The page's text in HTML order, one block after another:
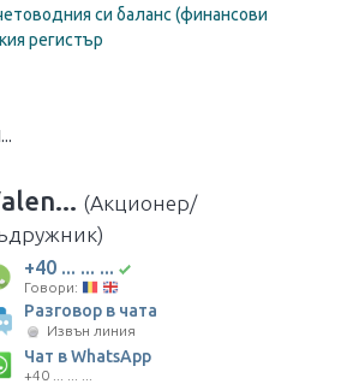
си баланс (финансови
регистър
(Акционер/
+40 ... ... ...
Говори:
Разговор в чата
Извън линия
Чат в WhatsApp
+40 ... ... ...